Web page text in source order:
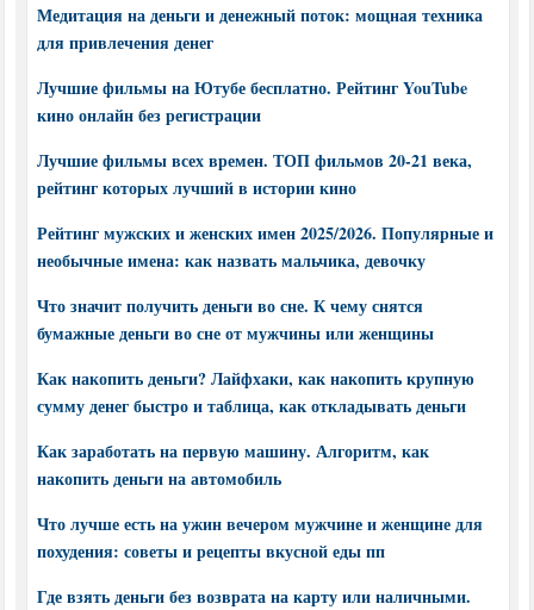
Медитация на деньги и денежный поток: мощная техника
для привлечения денег
Лучшие фильмы на Ютубе бесплатно. Рейтинг YouTube
кино онлайн без регистрации
Лучшие фильмы всех времен. ТОП фильмов 20-21 века,
рейтинг которых лучший в истории кино
Рейтинг мужских и женских имен 2025/2026. Популярные и
необычные имена: как назвать мальчика, девочку
Что значит получить деньги во сне. К чему снятся
бумажные деньги во сне от мужчины или женщины
Как накопить деньги? Лайфхаки, как накопить крупную
сумму денег быстро и таблица, как откладывать деньги
Как заработать на первую машину. Алгоритм, как
накопить деньги на автомобиль
Что лучше есть на ужин вечером мужчине и женщине для
похудения: советы и рецепты вкусной еды пп
Где взять деньги без возврата на карту или наличными.